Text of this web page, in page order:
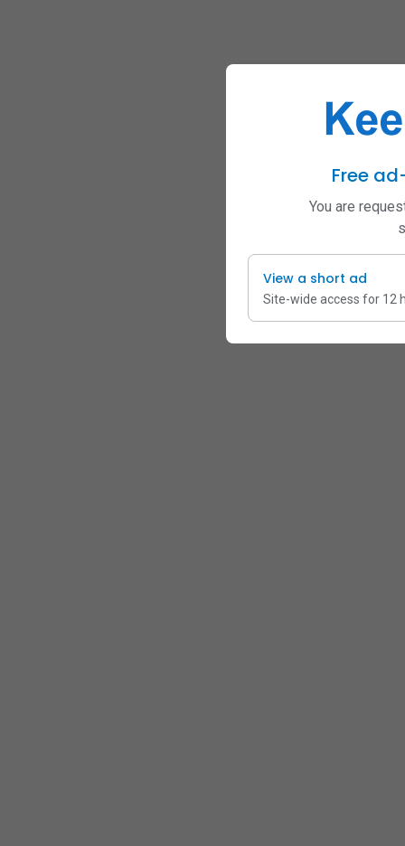
Free
You are
View a short ad
Site-wide access for 12